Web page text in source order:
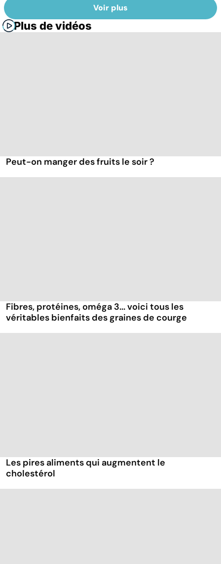
Voir plus
Plus de vidéos
Peut-on manger des fruits le soir ?
Fibres, protéines, oméga 3... voici tous les
véritables bienfaits des graines de courge
Les pires aliments qui augmentent le
cholestérol